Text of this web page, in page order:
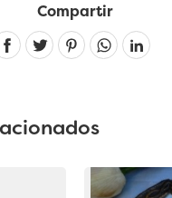
Compartir